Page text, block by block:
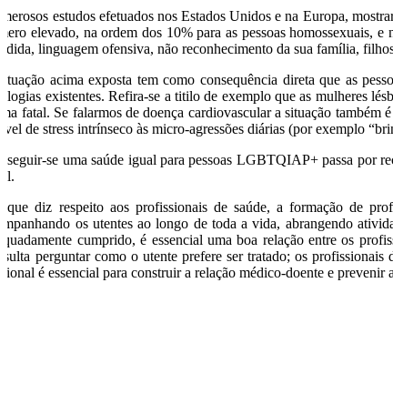
estudos efetuados nos Estados Unidos e na Europa,
elevado, na ordem dos 10% para as pessoas homossexuais,
linguagem ofensiva, não reconhecimento da sua família,
acima exposta tem como consequência direta que as
existentes. Refira-se a titilo de exemplo que as mulheres
fatal. Se falarmos de doença cardiovascular a situação
de stress intrínseco às micro-agressões diárias (por exemplo
se uma saúde igual para pessoas LGBTQIAP+ passa por
que diz respeito aos profissionais de saúde, a formação de
os utentes ao longo de toda a vida, abrangendo
cumprido, é essencial uma boa relação entre os
perguntar como o utente prefere ser tratado; os
é essencial para construir a relação médico-doente e